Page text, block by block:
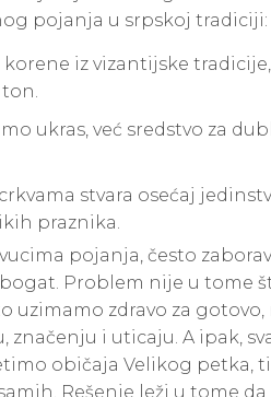
pojanja u srpskoj tradiciji:
iz vizantijske
ukras, već sredstvo za
stvara osećaj
praznika.
pojanja, često
Problem nije u tome
uzimamo zdravo za gotovo,
i uticaju. A ipak,
običaja Velikog petka, ti
Rešenje leži u tome da